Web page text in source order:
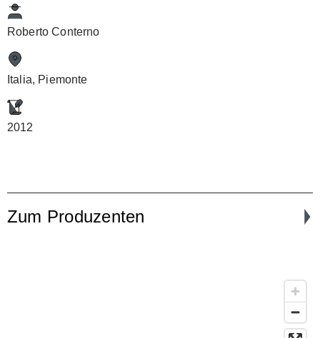
Roberto Conterno
Italia, Piemonte
2012
Zum Produzenten